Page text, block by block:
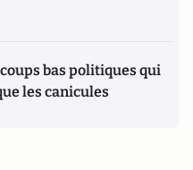
bas politiques qui
les canicules